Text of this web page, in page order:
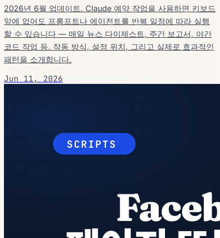
2026년 6월 업데이트. Claude 예약 작업을 사용하면 키보드
앞에 없어도 프롬프트나 에이전트를 반복 일정에 따라 실행
할 수 있습니다 — 매일 뉴스 다이제스트, 주간 보고서, 야간
코드 작업 등. 작동 방식, 설정 위치, 그리고 실제로 효과적인
패턴을 소개합니다.
Jun 11, 2026